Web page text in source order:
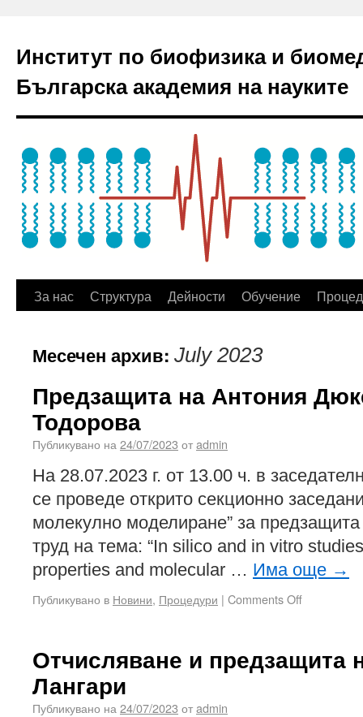
Институт по биофизика и
Българска академия на науките
За нас Структура Дейности Обучение
Месечен архив: July 2023
Предзащита на Антония
Тодорова
Публикувано на 24/07/2023 отadmin
На 28.07.2023 г. от 13.00 ч. в
се проведе открито секционно
молекулно моделиране” за
труд на тема: “In silico and in vitro
properties and molecular … Има още →
Публикувано в Новини, Процедури | Comments Off
Отчисляване и предзащита
Лангари
Публикувано на 24/07/2023 отadmin